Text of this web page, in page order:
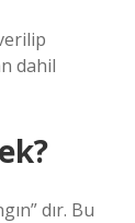
dahil
dır. Bu